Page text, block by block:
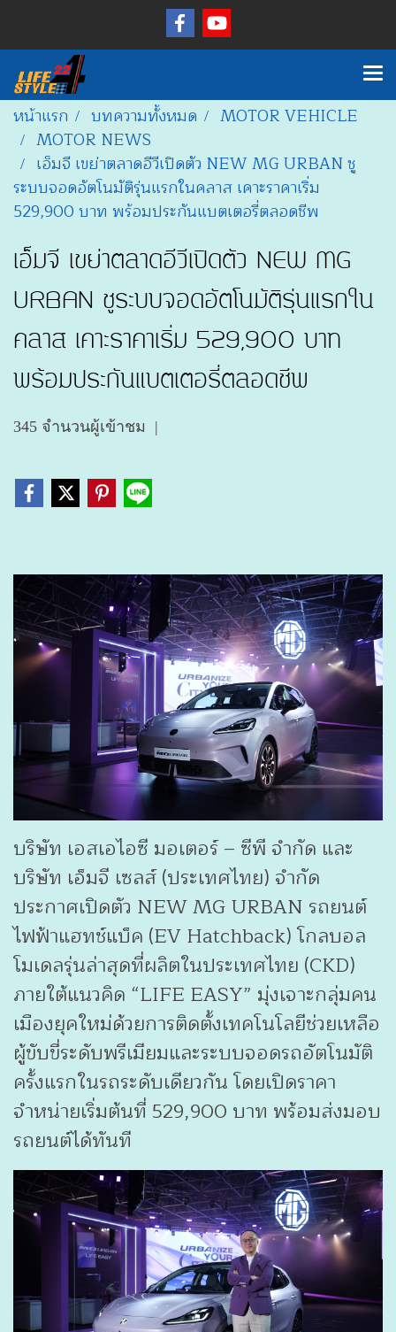
หน้าแรก บทความทั้งหมด
MOTOR VEHICLE
MOTOR NEWS
เอ็มจี เขย่าตลาดอีวีเปิดตัว NEW MG URBAN ชู
ระบบจอดอัตโนมัติรุ่นแรกในคลาส เคาะราคาเริ่ม
529,900 บาท พร้อมประกันแบตเตอรี่ตลอดชีพ
เอ็มจี เขย่าตลาดอีวีเปิดตัว NEW MG
URBAN ชูระบบจอดอัตโนมัติรุ่นแรกใน
คลาส เคาะราคาเริ่ม 529,900 บาท
พร้อมประกันแบตเตอรี่ตลอดชีพ
345 จำนวนผู้เข้าชม |
บริษัท เอสเอไอซี มอเตอร์ – ซีพี จำกัด และ
บริษัท เอ็มจี เซลส์ (ประเทศไทย) จำกัด
ประกาศเปิดตัว NEW MG URBAN รถยนต์
ไฟฟ้าแฮทช์แบ็ค (EV Hatchback) โกลบอล
โมเดลรุ่นล่าสุดที่ผลิตในประเทศไทย (CKD)
ภายใต้แนวคิด “LIFE EASY” มุ่งเจาะกลุ่มคน
เมืองยุคใหม่ด้วยการติดตั้งเทคโนโลยีช่วยเหลือ
ผู้ขับขี่ระดับพรีเมียมและระบบจอดรถอัตโนมัติ
ครั้งแรกในรถระดับเดียวกัน โดยเปิดราคา
จำหน่ายเริ่มต้นที่ 529,900 บาท พร้อมส่งมอบ
รถยนต์ได้ทันที